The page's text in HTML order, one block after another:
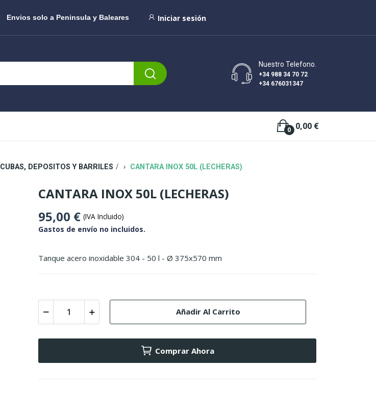
Envios solo a Peninsula y Baleares Iniciar sesión
Nuestro Telefono.
+34 988 34 70 72
+34 676031347
0,00 €
0
CUBAS, DEPOSITOS Y BARRILES CANTARA INOX 50L (LECHERAS)
CANTARA INOX 50L (LECHERAS)
95,00 € (IVA Incluido)
Gastos de envío no incluidos.
Tanque acero inoxidable 304 - 50 l - Ø 375x570 mm
Añadir Al Carrito
Comprar Ahora